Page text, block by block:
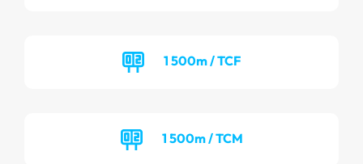
1 500m / TCF
1 500m / TCM